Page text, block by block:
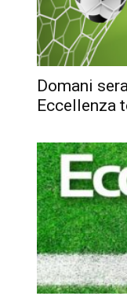
Domani
Eccellenza